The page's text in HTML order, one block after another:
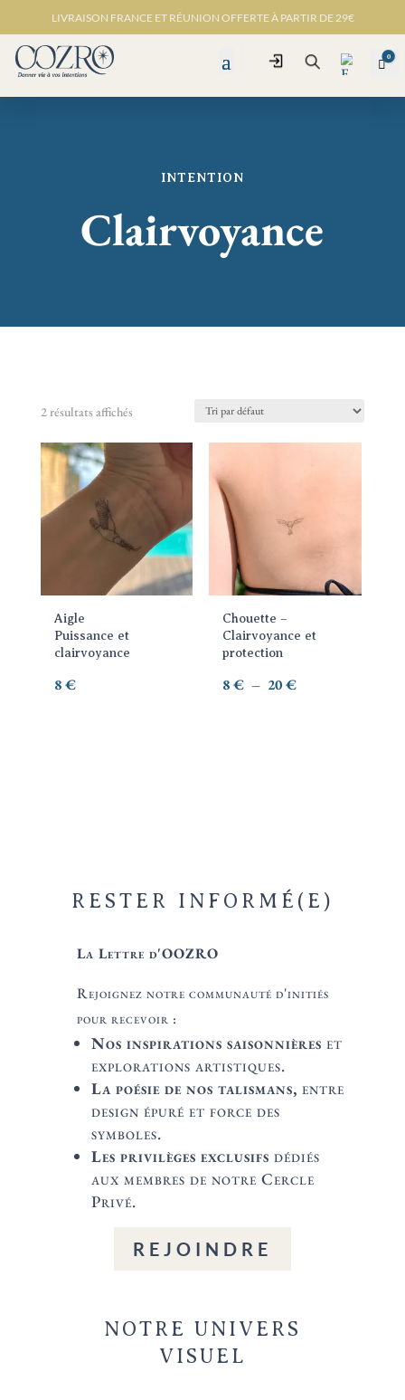
LIVRAISON FRANCE ET RÉUNION OFFERTE À PARTIR DE 29€
ConnexionRecherche
0
INTENTION
Clairvoyance
2 résultats affichés
Aigle
Puissance et
clairvoyance
8€
Chouette –
Clairvoyance et
protection
8€ – 20€Plage
Ce
produit
a
plusieurs
variations.
Les
options
peuvent
être
choisies
RESTER INFORMÉ(E)
La Lettre d'OOZRO
Rejoignez notre communauté d'initiés
pour recevoir :
Nos inspirations saisonnières et
explorations artistiques.
La poésie de nos talismans, entre
design épuré et force des
symboles.
Les privilèges exclusifs dédiés
aux membres de notre Cercle
Privé.
REJOINDRE
NOTRE UNIVERS
VISUEL